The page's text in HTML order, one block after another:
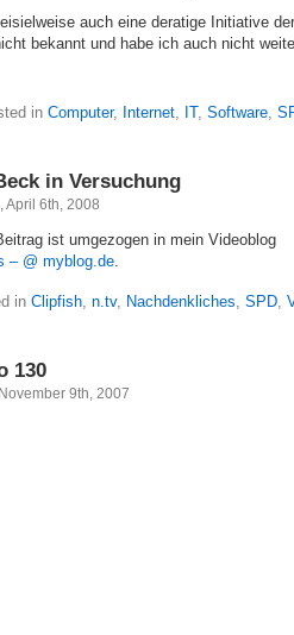
auch eine deratige Initiative
bekannt und habe ich auch nicht
in Computer, Internet, IT, Software,
in Versuchung
April 6th, 2008
ist umgezogen in mein Videoblog
– @ myblog.de.
in Clipfish, n.tv, Nachdenkliches, SPD,
130
9th, 2007